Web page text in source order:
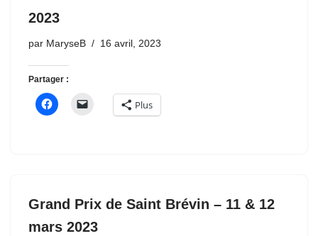
2023
par MaryseB 16 avril, 2023
Partager :
Plus
Grand Prix de Saint Brévin – 11 & 12
mars 2023